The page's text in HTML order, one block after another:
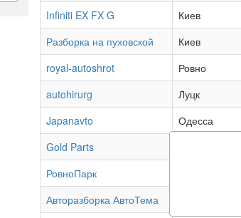
Infiniti EX FX G
Киев
Разборка на пуховской
Киев
royal-autoshrot
Ровно
autohirurg
Луцк
Japanavto
Одесса
Gold Parts
РовноПарк
Авторазборка АвтоТема